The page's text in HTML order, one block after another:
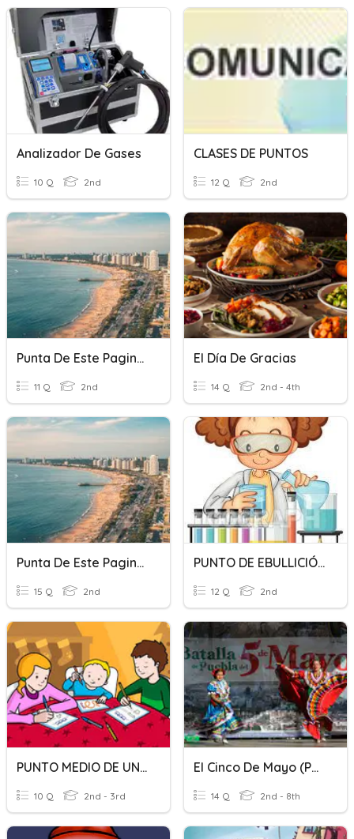
Analizador De Gases
10 Q 2nd
CLASES DE PUNTOS
12 Q 2nd
Punta De Este Pagina 33
11 Q 2nd
El Día De Gracias
14 Q 2nd - 4th
Punta De Este Pagina 34
15 Q 2nd
PUNTO DE EBULLICIÓN
12 Q 2nd
PUNTO MEDIO DE UN SEGMENTO
10 Q 2nd - 3rd
El Cinco De Mayo (Pablito)
14 Q 2nd - 8th